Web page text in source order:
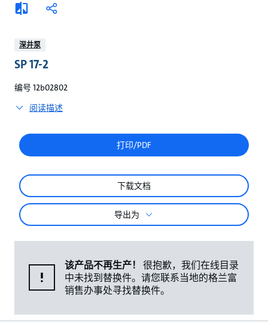
添
加
较
分
深井泵
SP 17-2
编号 12b02802
阅读描述
打印/PDF
下载文档
导出为
该产品不再生产！
很抱歉，我们在线目录
中未找到替换件。请您联系当地的格兰富
销售办事处寻找替换件。